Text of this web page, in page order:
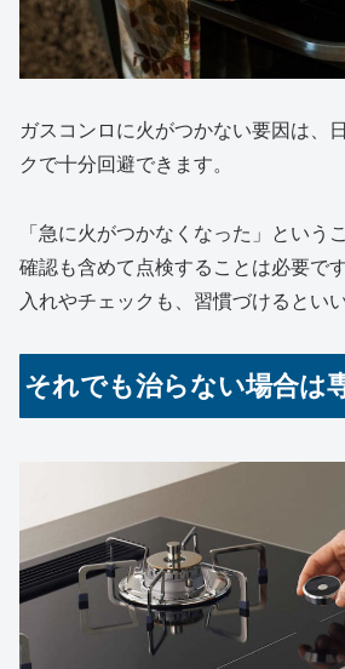
ガスコンロに火がつかない要因は、
クで十分回避できます。
「急に火がつかなくなった」という
確認も含めて点検することは必要で
入れやチェックも、習慣づけるとい
それでも治らない場合は